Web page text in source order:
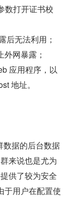
数打开证书校
后无法利用；
网暴露；
应用程序，以
地址。
数据的后台数据
来说也是尤为
供了较为安全
于用户在配置使